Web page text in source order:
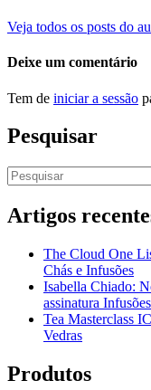
Veja todos os posts do
Deixe um comentário
Tem de iniciar a sessão
Pesquisar
Artigos
The Cloud One
Chás e Infusões
Isabella Chiado:
assinatura
Tea Masterclass
Vedras
Produtos